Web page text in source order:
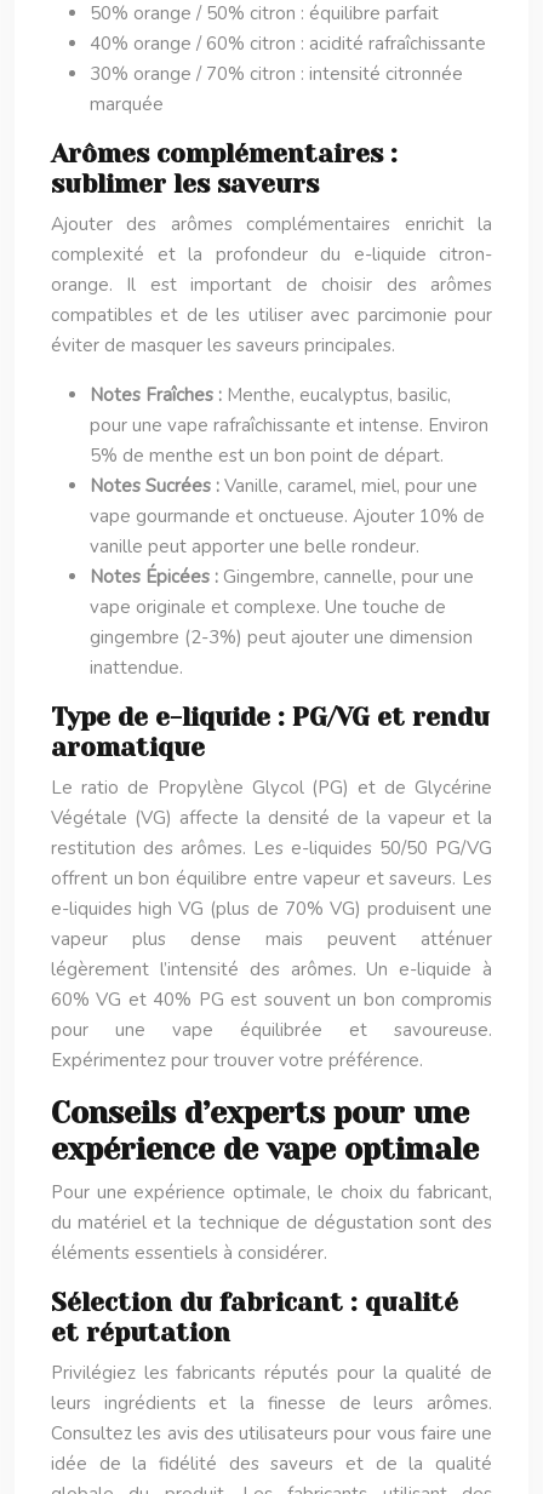
50% orange / 50% citron : équilibre parfait
40% orange / 60% citron : acidité rafraîchissante
30% orange / 70% citron : intensité citronnée
marquée
Arômes complémentaires :
sublimer les saveurs
Ajouter des arômes complémentaires enrichit la
complexité et la profondeur du e-liquide citron-
orange. Il est important de choisir des arômes
compatibles et de les utiliser avec parcimonie pour
éviter de masquer les saveurs principales.
Notes Fraîches : Menthe, eucalyptus, basilic,
pour une vape rafraîchissante et intense. Environ
5% de menthe est un bon point de départ.
Notes Sucrées : Vanille, caramel, miel, pour une
vape gourmande et onctueuse. Ajouter 10% de
vanille peut apporter une belle rondeur.
Notes Épicées : Gingembre, cannelle, pour une
vape originale et complexe. Une touche de
gingembre (2-3%) peut ajouter une dimension
inattendue.
Type de e-liquide : PG/VG et rendu
aromatique
Le ratio de Propylène Glycol (PG) et de Glycérine
Végétale (VG) affecte la densité de la vapeur et la
restitution des arômes. Les e-liquides 50/50 PG/VG
offrent un bon équilibre entre vapeur et saveurs. Les
e-liquides high VG (plus de 70% VG) produisent une
vapeur plus dense mais peuvent atténuer
légèrement l’intensité des arômes. Un e-liquide à
60% VG et 40% PG est souvent un bon compromis
pour une vape équilibrée et savoureuse.
Expérimentez pour trouver votre préférence.
Conseils d’experts pour une
expérience de vape optimale
Pour une expérience optimale, le choix du fabricant,
du matériel et la technique de dégustation sont des
éléments essentiels à considérer.
Sélection du fabricant : qualité
et réputation
Privilégiez les fabricants réputés pour la qualité de
leurs ingrédients et la finesse de leurs arômes.
Consultez les avis des utilisateurs pour vous faire une
idée de la fidélité des saveurs et de la qualité